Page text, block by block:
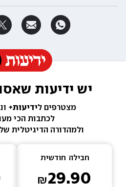
יש ידיעות
מצטרפים לידיעות+
לכתבות הכי
ולמהדורה הדיגיטלית של
חבילה חודשית
29.90